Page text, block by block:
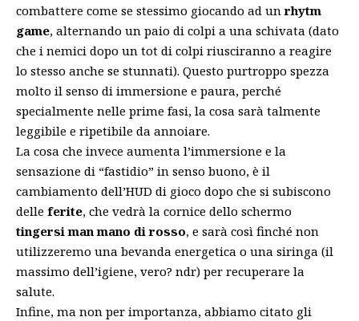
combattere come se stessimo giocando ad unrhytm
game, alternando un paio di colpi a una schivata (dato
che i nemici dopo un tot di colpi riusciranno a reagire
lo stesso anche se stunnati). Questo purtroppo spezza
molto il senso di immersione e paura, perché
specialmente nelle prime fasi, la cosa sarà talmente
leggibile e ripetibile da annoiare.
La cosa che invece aumenta l’immersione e la
sensazione di “fastidio” in senso buono, è il
cambiamento dell’HUD di gioco dopo che si subiscono
delle ferite, che vedrà la cornice dello schermo
tingersi man mano di rosso, e sarà così finché non
utilizzeremo una bevanda energetica o una siringa (il
massimo dell’igiene, vero? ndr) per recuperare la
salute.
Infine, ma non per importanza, abbiamo citato gli